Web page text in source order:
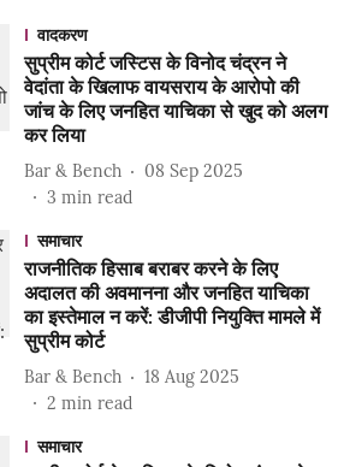
वादकरण
सुप्रीम कोर्ट जस्टिस के विनोद चंद्रन ने
वेदांता के खिलाफ वायसराय के आरोपो की
जांच के लिए जनहित याचिका से खुद को अलग
कर लिया
Bar & Bench
08 Sep 2025
3 min read
समाचार
राजनीतिक हिसाब बराबर करने के लिए
अदालत की अवमानना और जनहित याचिका
का इस्तेमाल न करें: डीजीपी नियुक्ति मामले में
सुप्रीम कोर्ट
Bar & Bench
18 Aug 2025
2 min read
समाचार